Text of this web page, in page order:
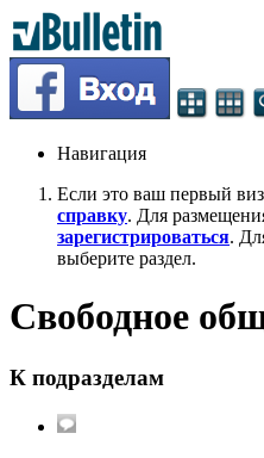
Навигация
Если это ваш первый
справку. Для
зарегистрироваться.
выберите раздел.
Свободное
К подразделам